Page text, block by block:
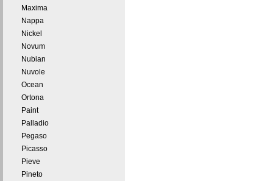
Maxima
Nappa
Nickel
Novum
Nubian
Nuvole
Ocean
Ortona
Paint
Palladio
Pegaso
Picasso
Pieve
Pineto